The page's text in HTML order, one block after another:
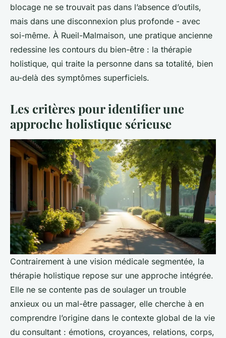
blocage ne se trouvait pas dans l’absence d’outils,
mais dans une disconnexion plus profonde - avec
soi-même. À Rueil-Malmaison, une pratique ancienne
redessine les contours du bien-être : la thérapie
holistique, qui traite la personne dans sa totalité, bien
au-delà des symptômes superficiels.
Les critères pour identifier une
approche holistique sérieuse
Contrairement à une vision médicale segmentée, la
thérapie holistique repose sur une approche intégrée.
Elle ne se contente pas de soulager un trouble
anxieux ou un mal-être passager, elle cherche à en
comprendre l’origine dans le contexte global de la vie
du consultant : émotions, croyances, relations, corps,